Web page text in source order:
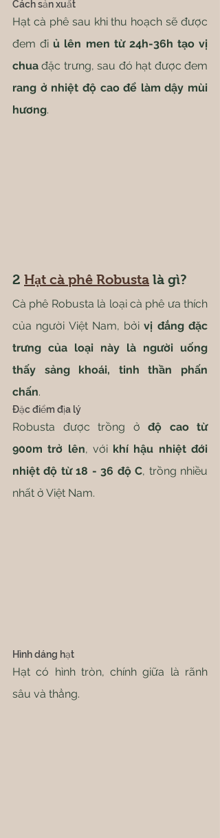
Cách sản xuất
Hạt cà phê sau khi thu hoạch sẽ được
đem đi ủ lên men từ 24h-36h tạo vị
chua
rang ở nhiệt độ cao để làm dậy mùi
hương.
2 Hạt cà phê Robusta là gì?
Cà phê Robusta là loại cà phê ưa thích
của người Việt Nam, bởi vị đắng đặc
trưng của loại này là người uống
thấy sảng khoái, tinh thần phấn
chấn.
Đặc điểm địa lý
Robusta được trồng ở độ cao từ
900m trở lên, với khí hậu nhiệt đới
nhiệt độ từ 18 - 36 độ C, trồng nhiều
nhất ở Việt Nam.
Hình dáng hạt
Hạt có hình tròn, chính giữa là rãnh
sâu và thẳng.